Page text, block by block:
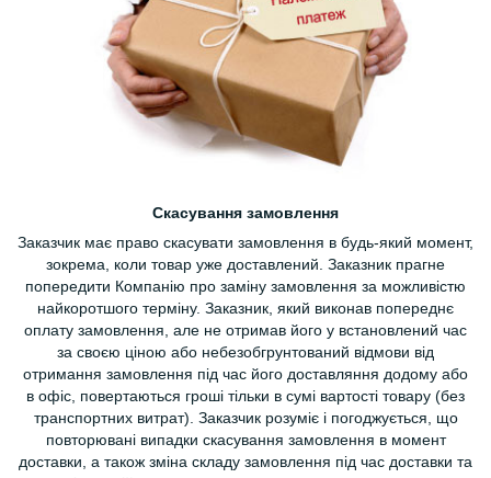
Скасування замовлення
Заказчик має право скасувати замовлення в будь-який момент,
зокрема, коли товар уже доставлений. Заказник прагне
попередити Компанію про заміну замовлення за можливістю
найкоротшого терміну. Заказник, який виконав попереднє
оплату замовлення, але не отримав його у встановлений час
за своєю ціною або небезобгрунтований відмови від
отримання замовлення під час його доставляння додому або
в офіс, повертаються гроші тільки в сумі вартості товару (без
транспортних витрат). Заказчик розуміє і погоджується, що
повторювані випадки скасування замовлення в момент
доставки, а також зміна складу замовлення під час доставки та